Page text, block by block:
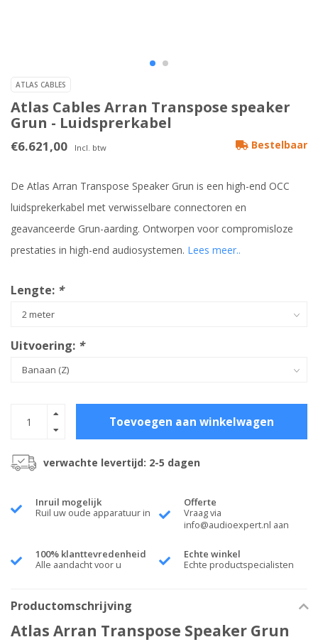
ATLAS CABLES
Atlas Cables Arran Transpose speaker
Grun - Luidsprerkabel
€6.621,00 Incl. btw Bestelbaar
De Atlas Arran Transpose Speaker Grun is een high-end OCC
luidsprekerkabel met verwisselbare connectoren en
geavanceerde Grun-aarding. Ontworpen voor compromisloze
prestaties in high-end audiosystemen. Lees meer..
Lengte: *
Uitvoering: *
Toevoegen aan winkelwagen
verwachte levertijd: 2-5 dagen
Inruil mogelijk
Ruil uw oude apparatuur in
Offerte
Vraag via
info@audioexpert.nl aan
100% klanttevredenheid
Alle aandacht voor u
Echte winkel
Echte productspecialisten
Productomschrijving
Atlas Arran Transpose Speaker Grun